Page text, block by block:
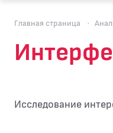
Главная страница ·
Исследование